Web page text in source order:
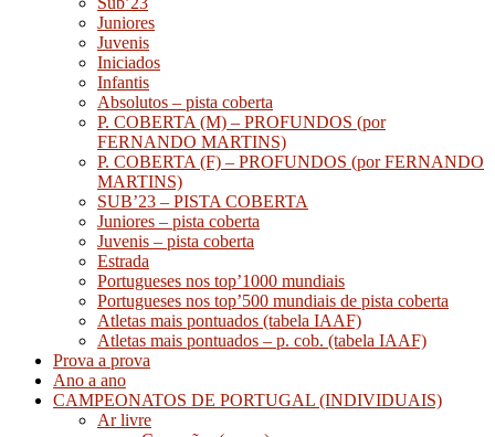
Juniores
Juvenis
Iniciados
Infantis
Absolutos – pista coberta
P. COBERTA (M) – PROFUNDOS (por
FERNANDO MARTINS)
P. COBERTA (F) – PROFUNDOS (por FERNANDO
MARTINS)
SUB’23 – PISTA COBERTA
Juniores – pista coberta
Juvenis – pista coberta
Estrada
Portugueses nos top’1000 mundiais
Portugueses nos top’500 mundiais de pista coberta
Atletas mais pontuados (tabela IAAF)
Atletas mais pontuados – p. cob. (tabela IAAF)
Prova a prova
Ano a ano
CAMPEONATOS DE PORTUGAL (INDIVIDUAIS)
Ar livre